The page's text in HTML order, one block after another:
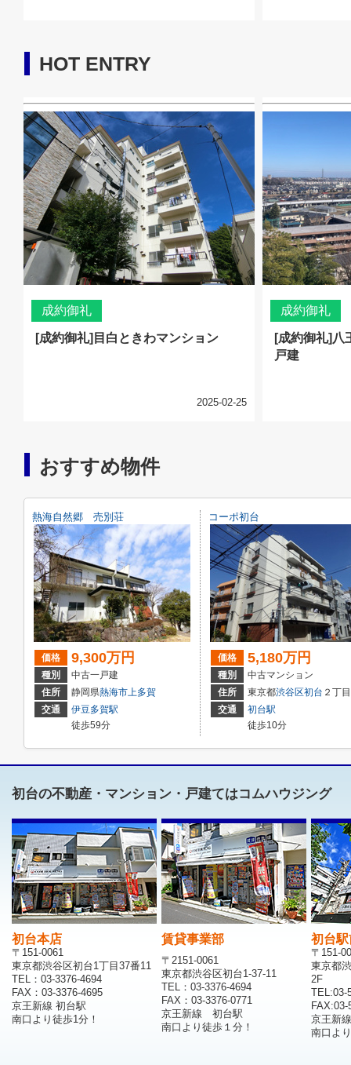
HOT ENTRY
成約御礼
[成約御礼]目白ときわマンション
2025-02-25
成約御礼
[成約御礼]八
戸建
おすすめ物件
熱海自然郷 売別荘
価格 9,300万円
種別
中古一戸建
住所
静岡県熱海市上多賀
交通
伊豆多賀駅
徒歩59分
コーポ初台
価格 5,180万円
種別
中古マンション
住所
東京都渋谷区初台 ２丁目
交通
初台駅
徒歩10分
初台の不動産・マンション・戸建てはコムハウジング
初台本店
〒151-0061
東京都渋谷区初台1丁目37番11
TEL：03-3376-4694
FAX：03-3376-4695
京王新線 初台駅
南口より徒歩1分！
賃貸事業部
〒2151-0061
東京都渋谷区初台1-37-11
TEL：03-3376-4694
FAX：03-3376-0771
京王新線 初台駅
南口より徒歩１分！
初台
〒151-
東京都
2F
TEL:03-
FAX:03-
京王新
南口よ